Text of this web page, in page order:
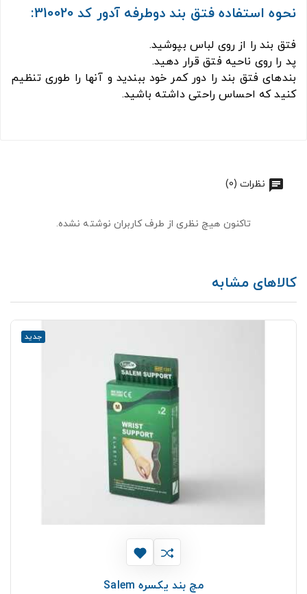
نحوه استفاده فتق بند دوطرفه آدور کد 310020:
فتق بند را از روی لباس بپوشید.
پد را روی ناحیه فتق قرار دهید.
بندهای فتق بند را دور کمر خود ببندید و آنها را طوری تنظیم
کنید که احساس راحتی داشته باشید.
نظرات (0)
تاکنون هیچ نظری از طرف کاربران نوشته نشده.
کالاهای مشابه
جدید
مچ بند يكسره Salem